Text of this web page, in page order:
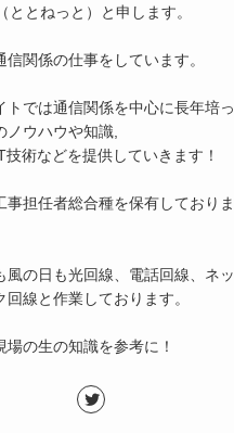
ととねっと）と申します。
信関係の仕事をしています。
トでは通信関係を中心に長年培っ
ノウハウや知識,
技術などを提供していきます！
事担任者総合種を保有しておりま
風の日も光回線、電話回線、ネッ
回線と作業しております。
場の生の知識を参考に！